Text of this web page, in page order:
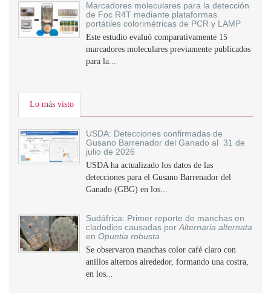
Marcadores moleculares para la detección
de Foc R4T mediante plataformas
portátiles colorimétricas de PCR y LAMP
Este estudio evaluó comparativamente 15
marcadores moleculares previamente publicados
para la...
Lo más visto
USDA: Detecciones confirmadas de
Gusano Barrenador del Ganado al 31 de
julio de 2026
USDA ha actualizado los datos de las
detecciones para el Gusano Barrenador del
Ganado (GBG) en los...
Sudáfrica: Primer reporte de manchas en
cladodios causadas por Alternaria alternata
en Opuntia robusta
Se observaron manchas color café claro con
anillos alternos alrededor, formando una costra,
en los...